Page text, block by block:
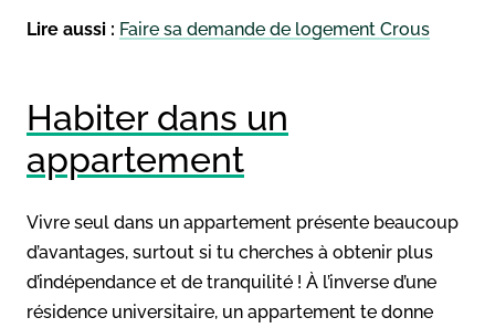
Lire aussi : Faire sa demande de logement Crous
Habiter dans un
appartement
Vivre seul dans un appartement présente beaucoup
d’avantages, surtout si tu cherches à obtenir plus
d’indépendance et de tranquilité ! À l’inverse d’une
résidence universitaire, un appartement te donne